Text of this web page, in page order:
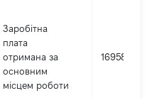
Заробітна
плата
отримана за
основним
місцем роботи
169588